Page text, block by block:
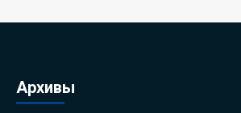
Архивы